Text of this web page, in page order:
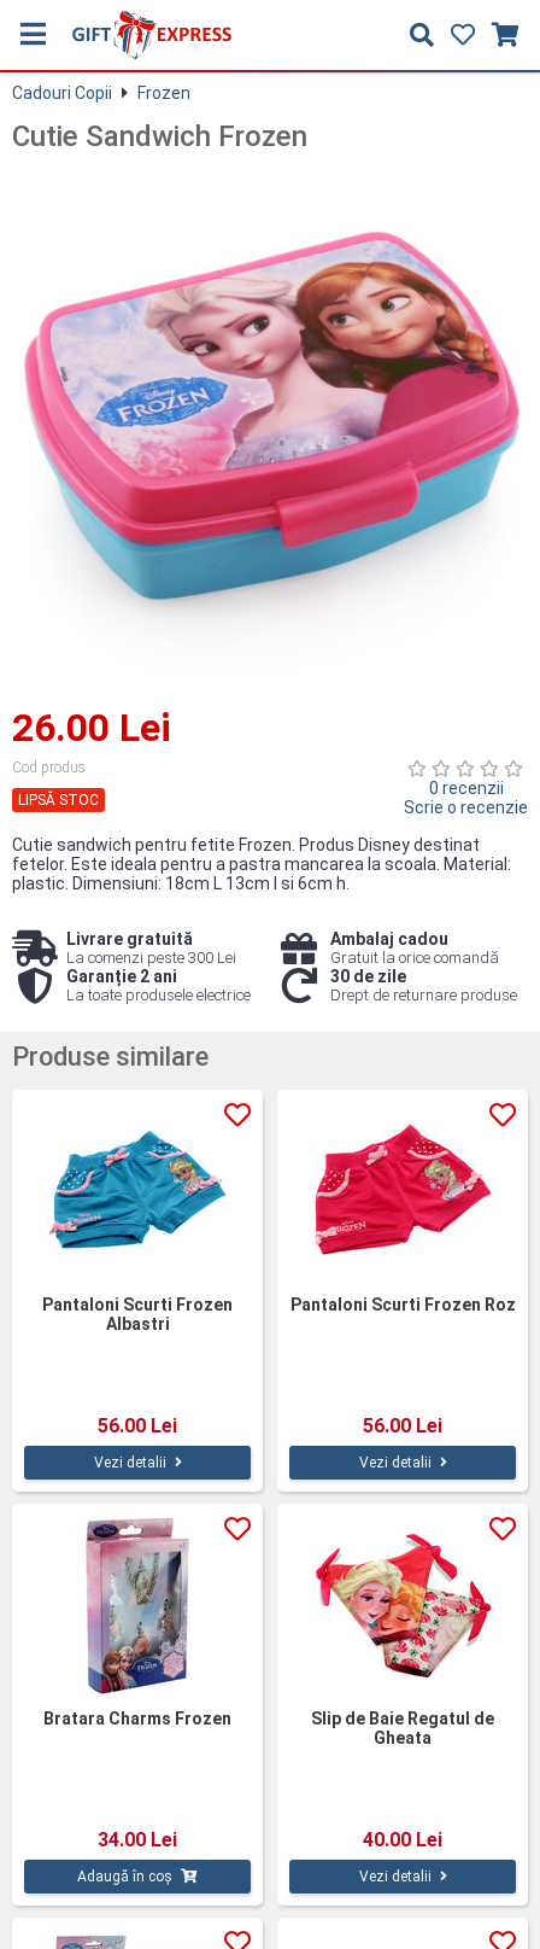
Cadouri Copii Frozen
Cutie Sandwich Frozen
26.00 Lei
Cod produs
LIPSĂ STOC
0 recenzii
Scrie o recenzie
Cutie sandwich pentru fetite Frozen. Produs Disney destinat
fetelor. Este ideala pentru a pastra mancarea la scoala. Material:
plastic. Dimensiuni: 18cm L 13cm l si 6cm h.
Livrare gratuită
La comenzi peste 300 Lei
Ambalaj cadou
Gratuit la orice comandă
Garanție 2 ani
La toate produsele electrice
30 de zile
Drept de returnare produse
Produse similare
Pantaloni Scurti Frozen
Albastri
56.00 Lei
Vezi detalii
Pantaloni Scurti Frozen Roz
56.00 Lei
Vezi detalii
Bratara Charms Frozen
34.00 Lei
Adaugă în coș
Slip de Baie Regatul de
Gheata
40.00 Lei
Vezi detalii